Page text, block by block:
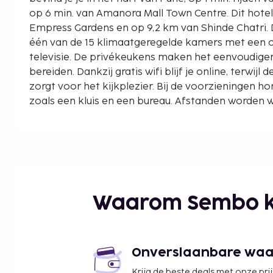
op 6 min. van Amanora Mall Town Centre. Dit hotel ligt op 8,1 km van
Empress Gardens en op 9,2 km van Shinde
één van de 15 klimaatgeregelde kamers met een
televisie. De privékeukens maken het
bereiden. Dankzij gratis wifi blijf je online, terwijl
zorgt voor het kijkplezier. Bij de voorzieningen
zoals een kluis en een bureau. Afstanden worden
St. Mary's Church - 9,3 km
National War Memorial Southern Command - 9,9
ABC Farms - 11,6 km
Darshan Museum - 11,6 km
Waarom Sembo
Onverslaanbare